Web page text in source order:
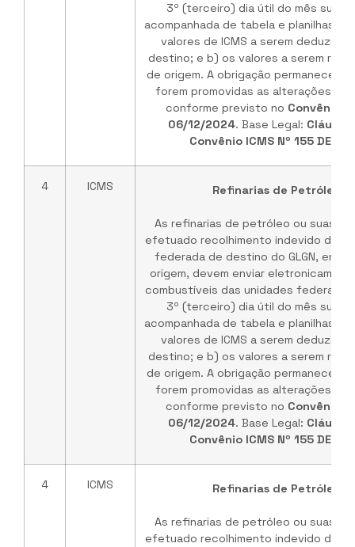
3º (terceiro) dia útil do mês
acompanhada de tabela e planilhas
valores de ICMS a serem
destino; e b) os valores a serem
de origem. A obrigação permanece
forem promovidas as alterações no
conforme previsto no Convênio
06/12/2024. Base Legal:
Convênio ICMS Nº 155 DE
4 ICMS Refinarias de Petróleo /
As refinarias de petróleo ou suas
efetuado recolhimento indevido do
federada de destino do GLGN, em
origem, devem enviar
combustíveis das unidades
3º (terceiro) dia útil do mês
acompanhada de tabela e planilhas
valores de ICMS a serem
destino; e b) os valores a serem
de origem. A obrigação permanece
forem promovidas as alterações no
conforme previsto no Convênio
06/12/2024. Base Legal:
Convênio ICMS Nº 155 DE
4 ICMS Refinarias de Petróleo /
As refinarias de petróleo ou suas
efetuado recolhimento indevido do